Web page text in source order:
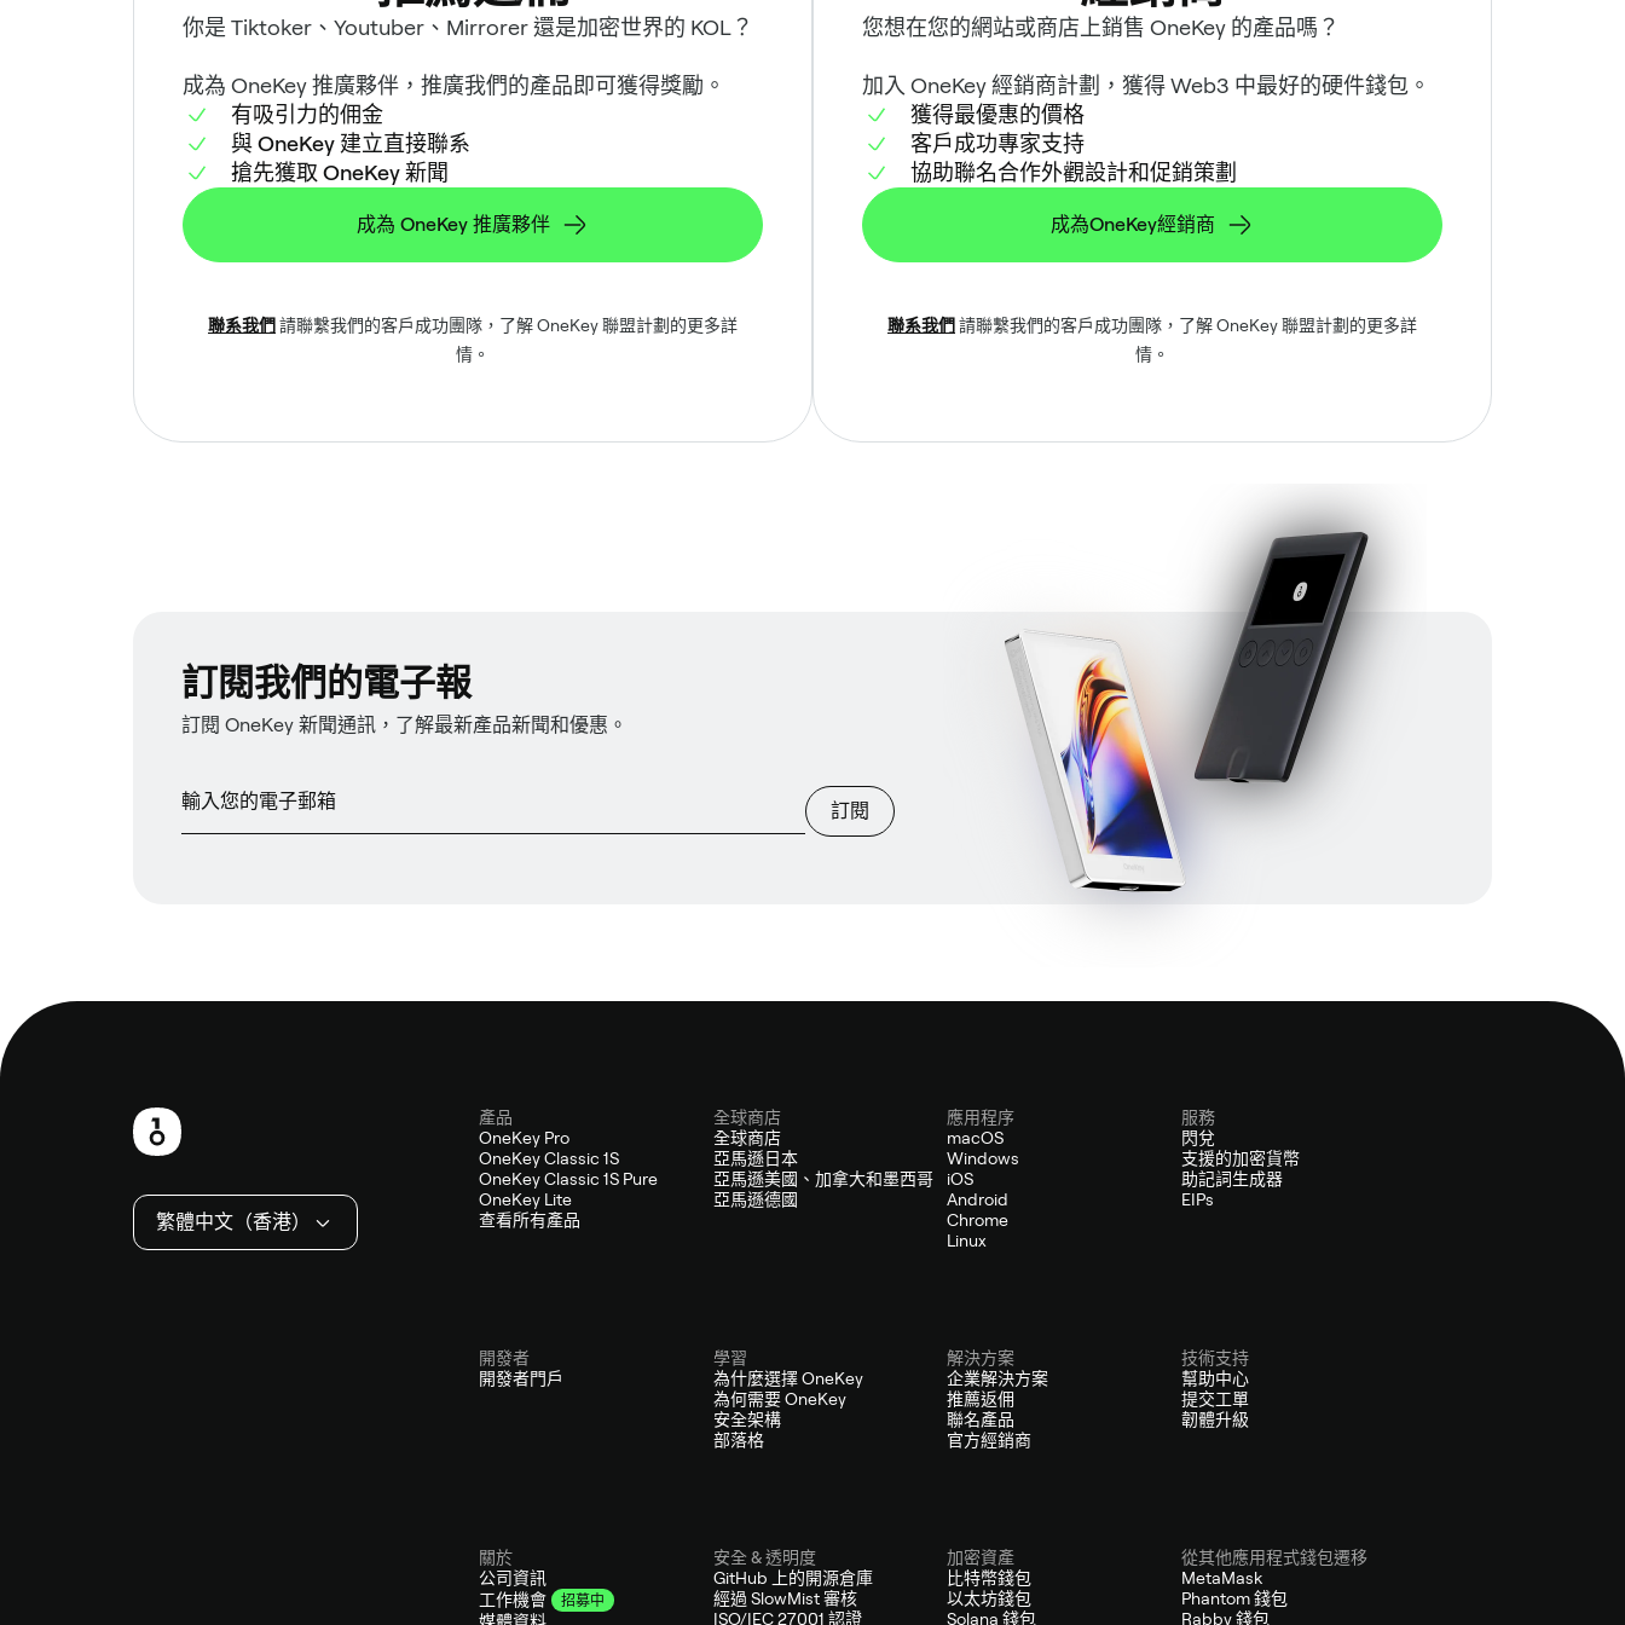
你是 Tiktoker、Youtuber、Mirrorer 還是加密世界的 KOL？
成為 OneKey 推廣夥伴，推廣我們的產品即可獲得獎勵。
有吸引力的佣金
與 OneKey 建立直接聯系
搶先獲取 OneKey 新聞
成為 OneKey 推廣夥伴
聯系我們 請聯繫我們的客戶成功團隊，了解 OneKey 聯盟計劃的更多詳
情。
您想在您的網站或商店上銷售 OneKey 的產品嗎？
加入 OneKey 經銷商計劃，獲得 Web3 中最好的硬件錢包。
獲得最優惠的價格
客戶成功專家支持
協助聯名合作外觀設計和促銷策劃
成為OneKey經銷商
聯系我們 請聯繫我們的客戶成功團隊，了解 OneKey 聯盟計劃的更多詳
情。
訂閱我們的電子報
訂閱 OneKey 新聞通訊，了解最新產品新聞和優惠。
訂閱
繁體中文（香港）
產品
OneKey Pro
OneKey Classic 1S
OneKey Classic 1S Pure
OneKey Lite
查看所有產品
全球商店
全球商店
亞馬遜日本
亞馬遜美國、加拿大和墨西哥
亞馬遜德國
應用程序
macOS
Windows
iOS
Android
Chrome
Linux
服務
閃兌
支援的加密貨幣
助記詞生成器
EIPs
開發者
開發者門戶
學習
為什麼選擇 OneKey
為何需要 OneKey
安全架構
部落格
解決方案
企業解決方案
推薦返佣
聯名產品
官方經銷商
技術支持
幫助中心
提交工單
韌體升級
關於
公司資訊
工作機會
招募中
安全 & 透明度
GitHub 上的開源倉庫
經過 SlowMist 審核
ISO/IEC 27001 認證
加密資產
比特幣錢包
以太坊錢包
Solana 錢包
從其他應用程式錢包遷移
MetaMask
Phantom 錢包
Rabby 錢包